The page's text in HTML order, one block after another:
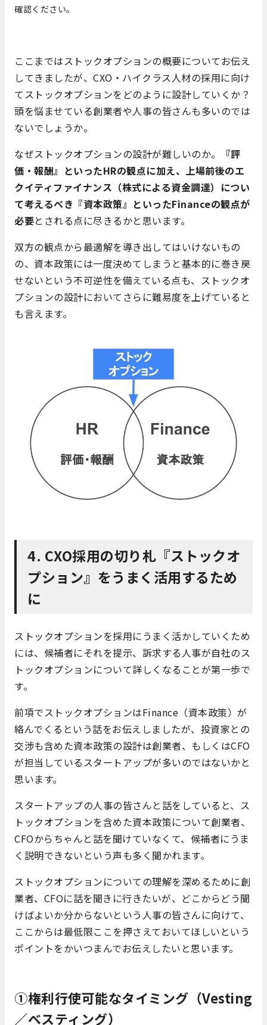
確認ください。
ここまではストックオプションの概要についてお伝え
してきましたが、CXO・ハイクラス人材の採用に向け
てストックオプションをどのように設計していくか？
頭を悩ませている創業者や人事の皆さんも多いのでは
ないでしょうか。
なぜストックオプションの設計が難しいのか。
『評
価・報酬』といったHRの観点に加え、上場前後のエ
クイティファイナンス（株式による資金調達）につい
て考えるべき『資本政策』といったFinanceの観点が
必要とされる点に尽きるかと思います。
双方の観点から最適解を導き出してはいけないもの
の、資本政策には一度決めてしまうと基本的に巻き戻
せないという不可逆性を備えている点も、ストックオ
プションの設計においてさらに難易度を上げていると
も言えます。
4. CXO採用の切り札『ストックオ
プション』をうまく活用するため
に
ストックオプションを採用にうまく活かしていくため
には、候補者にそれを提示、訴求する人事が自社のス
トックオプションについて詳しくなることが第一歩で
す。
前項でストックオプションはFinance（資本政策）が
絡んでくるという話をお伝えしましたが、投資家との
交渉も含めた資本政策の設計は創業者、もしくはCFO
が担当しているスタートアップが多いのではないかと
思います。
スタートアップの人事の皆さんと話をしていると、ス
トックオプションを含めた資本政策について創業者、
CFOからちゃんと話を聞けていなくて、候補者にうま
く説明できないという声も多く聞かれます。
ストックオプションについての理解を深めるために創
業者、CFOに話を聞きに行きたいが、どこからどう聞
けばよいか分からないという人事の皆さんに向けて、
ここからは最低限ここを押さえておいてほしいという
ポイントをかいつまんでお伝えしたいと思います。
①権利行使可能なタイミング（Vesting
／べスティング）